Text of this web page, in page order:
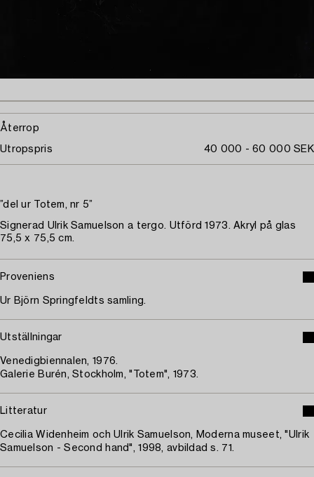
Återrop
Utropspris 40 000 - 60 000 SEK
”del ur Totem, nr 5”
Signerad Ulrik Samuelson a tergo. Utförd 1973. Akryl på glas
75,5 x 75,5 cm.
Proveniens
Ur Björn Springfeldts samling.
Utställningar
Venedigbiennalen, 1976.
Galerie Burén, Stockholm, "Totem", 1973.
Litteratur
Cecilia Widenheim och Ulrik Samuelson, Moderna museet, "Ulrik
Samuelson - Second hand", 1998, avbildad s. 71.